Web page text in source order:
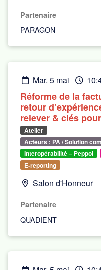
Partenaire
PARAGON
mar. 5 mai
Réforme de la
retour
relever & clés
Atelier
Acteurs : PA / Solution
Interopérabilité – Peppol
E-reporting
Salon d'Honneur
Partenaire
QUADIENT